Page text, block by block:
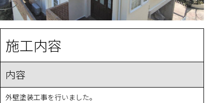
施工内容
内容
外壁塗装工事を行いました。